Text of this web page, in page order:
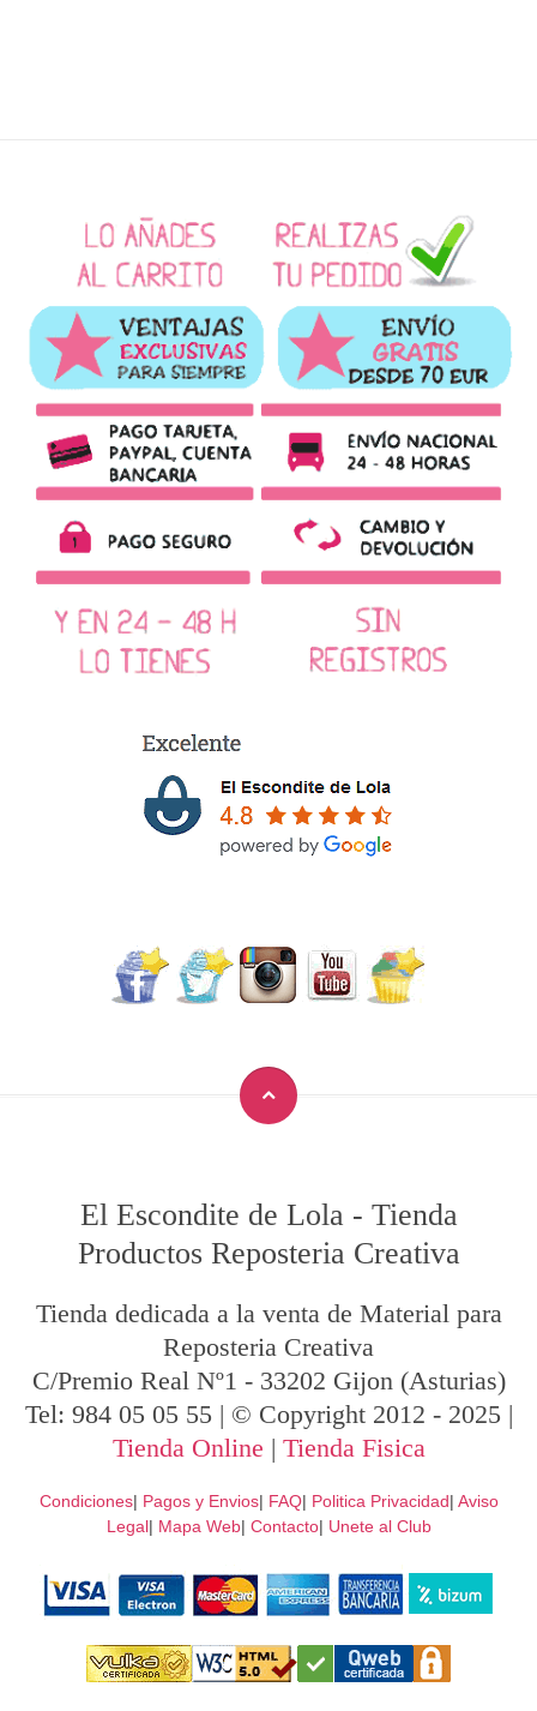
El Escondite de Lola - Tienda
Productos Reposteria Creativa
Tienda dedicada a la venta de Material para
Reposteria Creativa
C/Premio Real Nº1 - 33202 Gijon (Asturias)
Tel: 984 05 05 55 | © Copyright 2012 - 2025 |
Tienda Online | Tienda Fisica
Condiciones| Pagos y Envios| FAQ| Politica Privacidad| Aviso
Legal| Mapa Web| Contacto| Unete al Club